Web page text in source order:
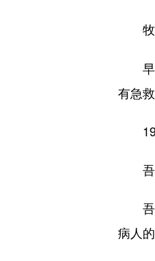
早
有急
吾哈
吾
病人